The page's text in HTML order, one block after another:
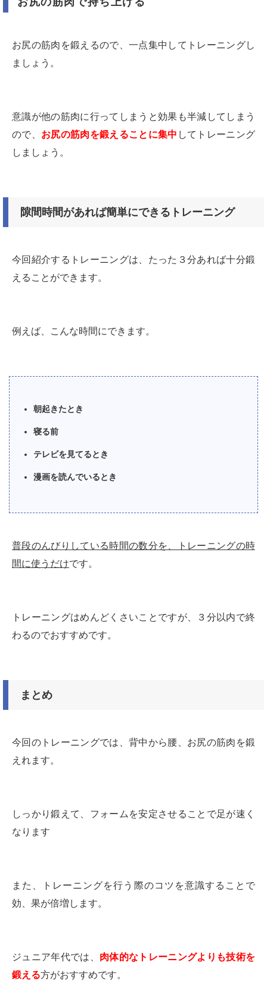
お尻の筋肉を鍛えるので、一点集中してトレーニングし
ましょう。
意識が他の筋肉に行ってしまうと効果も半減してしまう
ので、 お尻の筋肉を鍛えることに集中 してトレーニング
しましょう。
隙間時間があれば簡単にできるトレーニング
今回紹介するトレーニングは、たった３分あれば十分鍛
えることができます。
例えば、こんな時間にできます。
朝起きたとき
寝る前
テレビを見てるとき
漫画を読んでいるとき
普段のんびりしている時間の数分を、トレーニングの時
間に使うだけです。
トレーニングはめんどくさいことですが、３分以内で終
わるのでおすすめです。
まとめ
今回のトレーニングでは、背中から腰、お尻の筋肉を鍛
えれます。
しっかり鍛えて、フォームを安定させることで足が速く
なります
また、トレーニングを行う際のコツを意識することで
効、果が倍増します。
ジュニア年代では、 肉体的なトレーニングよりも技術を
鍛える方がおすすめです。